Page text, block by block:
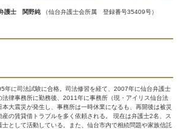
護士 関野純 （仙台弁護士会所属 登録番号35409号）
年に司法試験に合格。司法修習を経て、2007年に仙台弁護士
法律事務所に勤務後、2011年に事務所（現・アイリス仙台法
大震災が発生し、事務所は一時休業になるも、再開後は被災
の賃貸借トラブルを多く依頼される。 現在は弁護士2名、ス
として活動している。また、仙台市内で相続問題や家族信託